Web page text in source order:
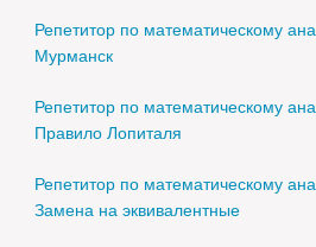
Репетитор по математическому
Мурманск
Репетитор по математическому
Правило Лопиталя
Репетитор по математическому
Замена на эквивалентные